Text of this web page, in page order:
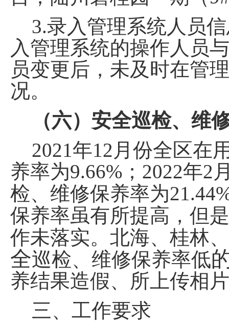
3.录入管理系统人员
入管理系统的操作人员
员变更后，未及时在管
况。
（六）安全巡检、维
2021年12 月份全区在
养率为9.66%； 2022年2
检、维修保养率为
保养率虽有所提高，但是
作未落实。北海、桂林
全巡检、维修保养率低
养结果造假、所上传相
三、工作要求